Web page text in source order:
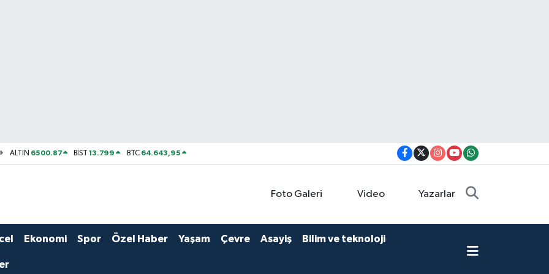
ALTIN 6500.87 BİST13.799 BTC 64.643,95
Foto Galeri Video Yazarlar
Ekonomi Spor Özel Haber Yaşam Çevre Asayiş Bilim ve teknoloji